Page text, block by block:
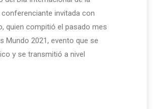
invitada con
quien compitió el pasado mes
Mundo 2021, evento que se
y se transmitió a nivel